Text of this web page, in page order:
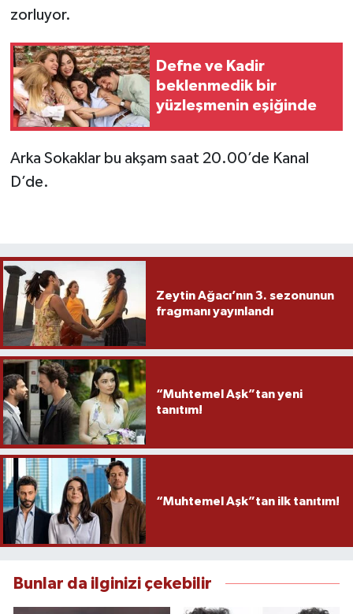
zorluyor.
Defne ve Kadir
beklenmedik bir
yüzleşmenin eşiğinde
Arka Sokaklar bu akşam saat 20.00’de Kanal
D’de.
Zeytin Ağacı’nın 3. sezonunun
fragmanı yayınlandı
“Muhtemel Aşk”tan yeni
tanıtım!
“Muhtemel Aşk”tan ilk tanıtım!
Bunlar da ilginizi çekebilir